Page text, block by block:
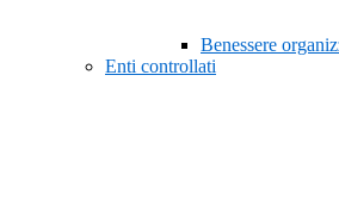
Benessere
Enti controllati